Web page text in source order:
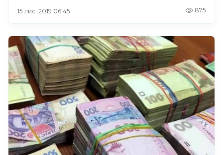
15 лис. 2019 06:45 875